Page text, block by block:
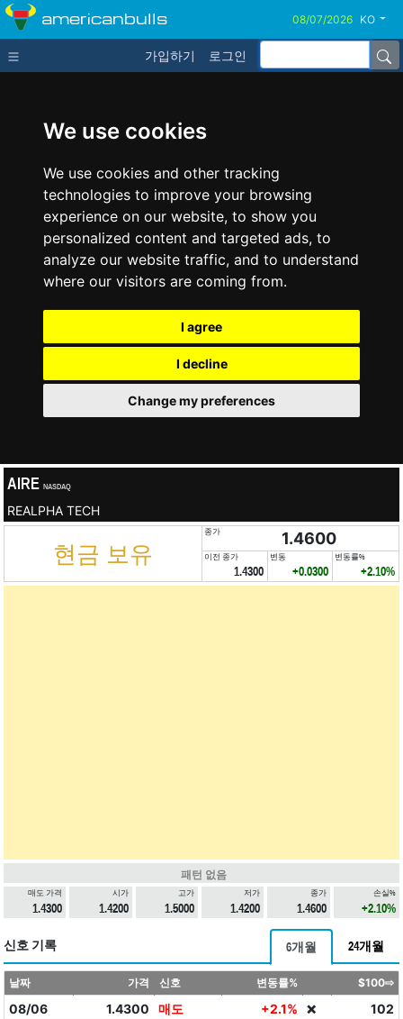
We use cookies
We use cookies and other tracking
technologies to improve your browsing
experience on our website, to show you
personalized content and targeted ads, to
analyze our website traffic, and to understand
where our visitors are coming from.
I agree
I decline
Change my preferences
americanbulls KO
가입하기 로그인
AIRE NASDAQ
REALPHA TECH
현금 보유
종가 1.4600
이전 종가
1.4300
변동
+0.0300
변동률%
+2.10%
패턴 없음
매도 가격
1.4300
시가
1.4200
고가
1.5000
저가
1.4200
종가
1.4600
손실%
+2.10%
신호 기록 6개월 24개월
날짜 가격 신호 변동률% $100⇨
08/06 1.4300 매도 +2.1% ❌
102